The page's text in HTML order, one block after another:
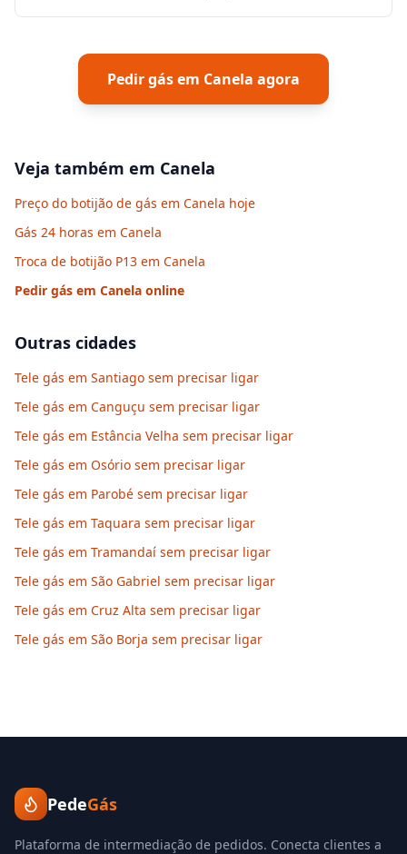
Pedir gás em Canela agora
Veja também em Canela
Preço do botijão de gás em Canela hoje
Gás 24 horas em Canela
Troca de botijão P13 em Canela
Pedir gás em Canela online
Outras cidades
Tele gás em Santiago sem precisar ligar
Tele gás em Canguçu sem precisar ligar
Tele gás em Estância Velha sem precisar ligar
Tele gás em Osório sem precisar ligar
Tele gás em Parobé sem precisar ligar
Tele gás em Taquara sem precisar ligar
Tele gás em Tramandaí sem precisar ligar
Tele gás em São Gabriel sem precisar ligar
Tele gás em Cruz Alta sem precisar ligar
Tele gás em São Borja sem precisar ligar
PedeGás
Plataforma de intermediação de pedidos. Conecta clientes a